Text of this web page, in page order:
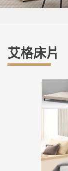
艾格床片